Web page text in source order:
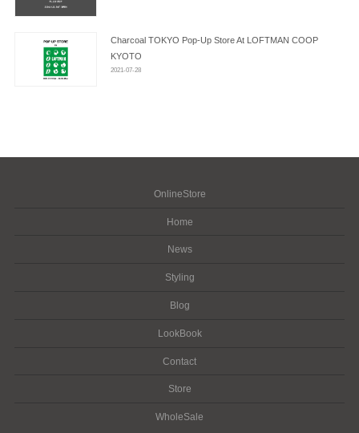
Charcoal TOKYO Pop-Up Store At LOFTMAN COOP
KYOTO
2021-07-28
OnlineStore
Home
News
Styling
Blog
LookBook
Contact
Store
WholeSale